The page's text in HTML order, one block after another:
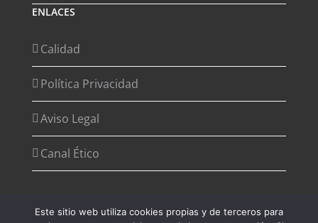
ENLACES
Calidad
Política Privacidad
Aviso Legal
Canal Ético
Este sitio web utiliza cookies propias y de terceros para